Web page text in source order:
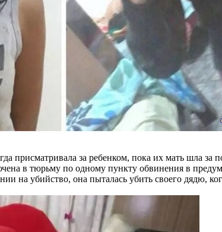
присматривала за ребенком, пока их мать шла
в тюрьму по одному пункту обвинения в
на убийство, она пыталась убить своего дядю,